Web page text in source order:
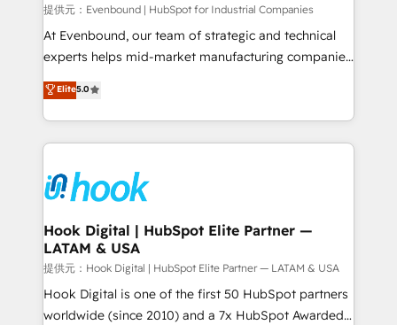
Your team learns while we build. We fix what others
broke. Built for mid-market reality—practical
solutions that work with your actual headcount and
HubSpot partners 🔄 Top 5% globally in client
retention 📅 8+ years of consistent results since 2017
move beyond spreadsheets into unified systems
that drive real business results.
提供元：Evenbound | HubSpot for Industrial Companies
At Evenbound, our team of strategic and technical
experts helps mid-market manufacturing companies
achieve real growth. We specialize in delivering
tailored solutions that drive results by leveraging
HubSpot’s platform and data to fuel success.
Technical Solutions: - HubSpot Technical Consulting -
Onboarding - Data Migration & Integrations -
Technical Audit & Optimization Strategic Solutions: -
Revenue Operations - Inbound Marketing -
Outbound Marketing - HubSpot CMS Website
Design & Development We empower our clients to
reach their full potential by providing transparent,
relationship-driven support. With over 300 HubSpot
Elite5.0
Hook Digital | HubSpot Elite Partner —
LATAM & USA
提供元：Hook Digital | HubSpot Elite Partner — LATAM & USA
Hook Digital is one of the first 50 HubSpot partners
worldwide (since 2010) and a 7x HubSpot Awarded